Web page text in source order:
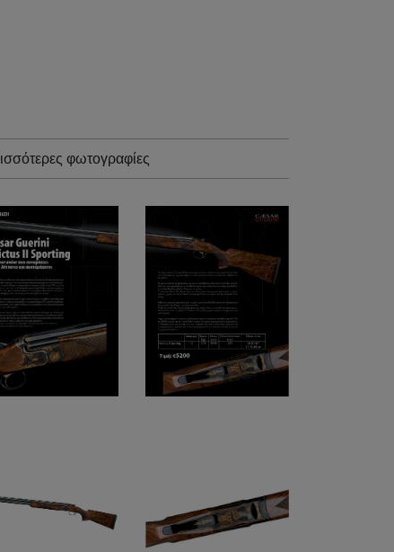
φωτογραφίες